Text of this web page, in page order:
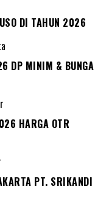
DI TAHUN 2026
DP MINIM & BUNGA
HARGA OTR
PT. SRIKANDI